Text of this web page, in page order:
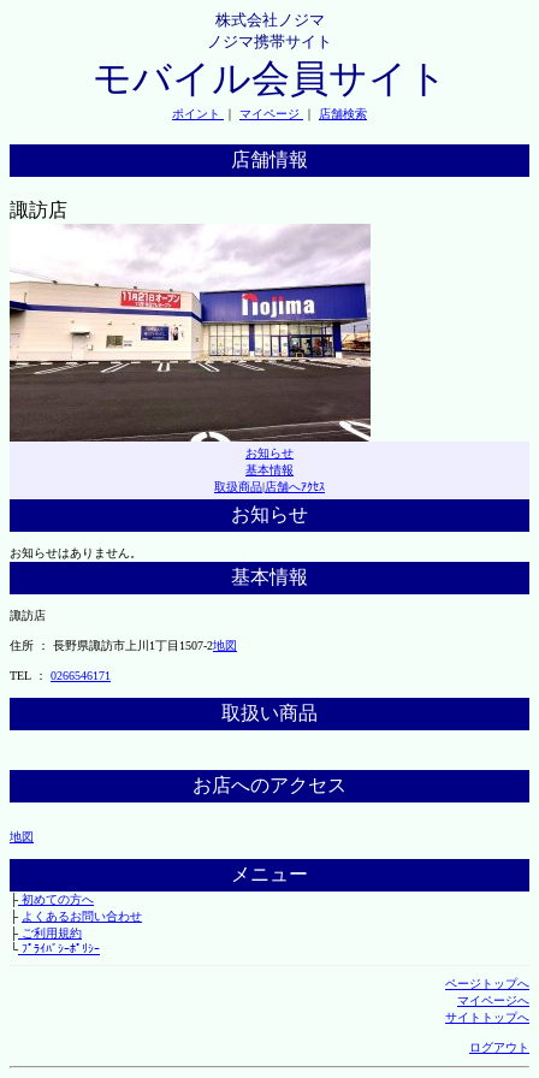
株式会社ノジマ
ノジマ携帯サイト
モバイル会員サイト
ポイント ｜ マイページ ｜ 店舗検索
店舗情報
諏訪店
お知らせ
基本情報
取扱商品|店舗へｱｸｾｽ
お知らせ
お知らせはありません。
基本情報
諏訪店
住所 ： 長野県諏訪市上川1丁目1507-2地図
TEL ： 0266546171
取扱い商品
お店へのアクセス
地図
メニュー
├初めての方へ
├ よくあるお問い合わせ
├ご利用規約
└ﾌﾟﾗｲﾊﾞｼｰﾎﾟﾘｼｰ
ページトップへ
マイページへ
サイトトップへ
ログアウト